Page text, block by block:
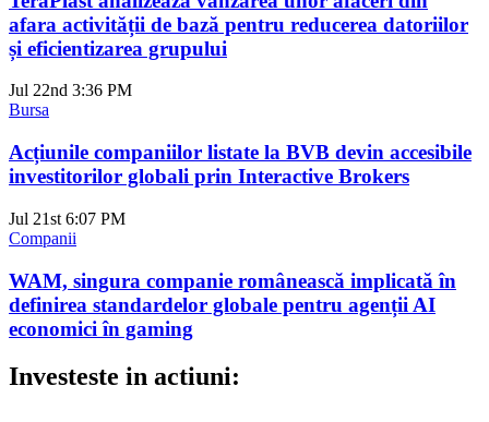
afara activității de bază pentru reducerea datoriilor
și eficientizarea grupului
Jul 22nd 3:36 PM
Bursa
Acțiunile companiilor listate la BVB devin accesibile
investitorilor globali prin Interactive Brokers
Jul 21st 6:07 PM
Companii
WAM, singura companie românească implicată în
definirea standardelor globale pentru agenții AI
economici în gaming
Investeste in actiuni: